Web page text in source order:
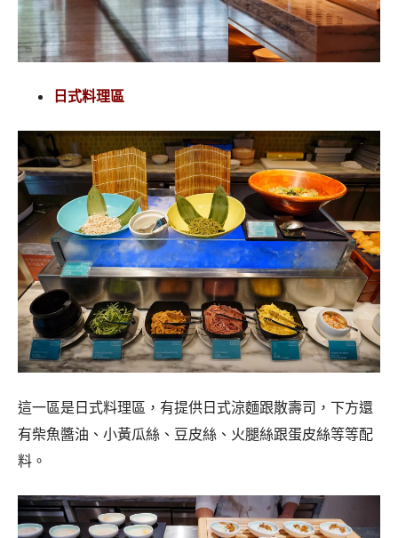
日式料理區
這一區是日式料理區，有提供日式涼麵跟散壽司，下方還
有柴魚醬油、小黃瓜絲、豆皮絲、火腿絲跟蛋皮絲等等配
料。